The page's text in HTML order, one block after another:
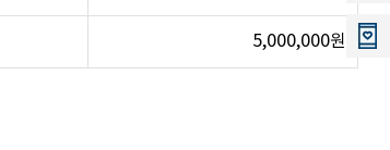
5,000,000원